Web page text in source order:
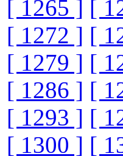
[ 1265 ] [
[ 1272 ] [
[ 1279 ] [
[ 1286 ] [
[ 1293 ] [
[ 1300 ] [